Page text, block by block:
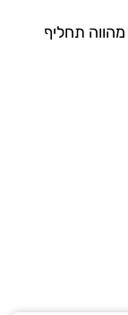
תחליף